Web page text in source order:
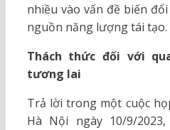
nhiều vào vấn đề biến
nguồn năng lượng tái tạo.
Thách thức đối với
tương lai
Trả lời trong một cuộc
Hà Nội ngày 10/9/